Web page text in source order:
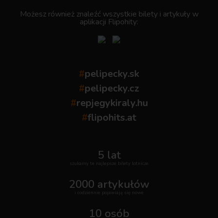
Możesz również znaleźć wszystkie bilety i artykuły w
aplikacji Flipohity:
#pelipecky.sk
#pelipecky.cz
#repjegykiraly.hu
#flipohits.at
5 lat
szukamy te najlepsze bilety lotnicze
2000 artykułów
i codziennie pojawiają się nowe
10 osób